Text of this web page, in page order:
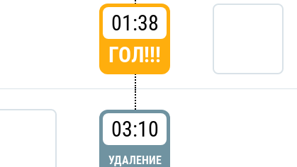
01:38
ГОЛ!!!
03:10
УДАЛЕНИЕ